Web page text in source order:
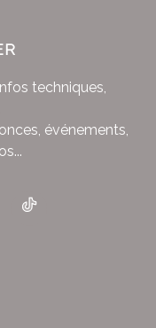
techniques,
événements,